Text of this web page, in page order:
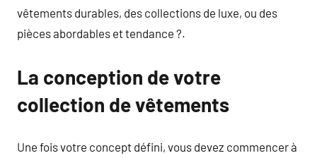
vêtements durables, des collections de luxe, ou des
pièces abordables et tendance ?.
La conception de votre
collection de vêtements
Une fois votre concept défini, vous devez commencer à